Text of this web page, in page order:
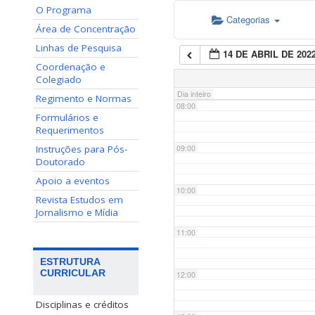
O Programa
Área de Concentração
Linhas de Pesquisa
Coordenação e
Colegiado
Regimento e Normas
Formulários e
Requerimentos
Instruções para Pós-
Doutorado
Apoio a eventos
Revista Estudos em
Jornalismo e Mídia
ESTRUTURA
CURRICULAR
Disciplinas e créditos
Categorias
14 DE ABRIL DE
Dia inteiro
07:00
08:00
09:00
10:00
11:00
12:00